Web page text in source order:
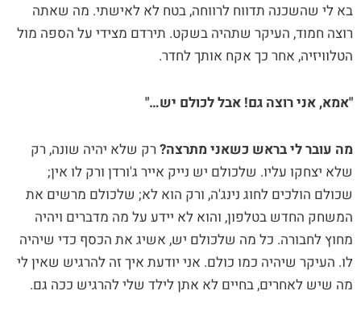
בא לי שהשכנה תדווח לרווחה, בטח לא לאישתי. מה שאתה
רוצה חמוד, העיקר שתהיה בשקט. תירדם מצידי על הספה מול
הטלוויזיה, אחר כך אקח אותך לחדר.
"אמא, אני רוצה גם! אבל לכולם יש…"
מה עובר לי בראש כשאני מתרצה? רק שלא יהיה שונה, רק
שלא יצחקו עליו. שלכולם יש נייק אייר ג'ורדן ורק לו אין;
שכולם הולכים לחוג נינג'ה, ורק הוא לא; שלכולם מרשים את
המשחק החדש בטלפון, והוא לא יידע על מה מדברים ויהיה
מחוץ לחבורה. כל מה שלכולם יש, אשיג את הכסף כדי שיהיה
לו. העיקר שיהיה כמו כולם. אני יודעת איך זה להרגיש שאין לי
מה שיש לאחרים, בחיים לא אתן לילד שלי להרגיש ככה גם.